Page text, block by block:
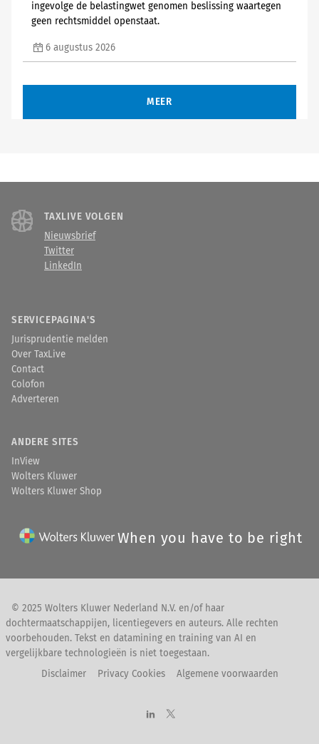
ingevolge de belastingwet genomen beslissing waartegen
geen rechtsmiddel openstaat.
6 augustus 2026
MEER
TAXLIVE VOLGEN
Nieuwsbrief
Twitter
LinkedIn
SERVICEPAGINA'S
Jurisprudentie melden
Over TaxLive
Contact
Colofon
Adverteren
ANDERE SITES
InView
Wolters Kluwer
Wolters Kluwer Shop
When you have to be right
© 2025 Wolters Kluwer Nederland N.V. en/of haar
dochtermaatschappijen, licentiegevers en auteurs. Alle rechten
voorbehouden. Tekst en datamining en training van AI en
vergelijkbare technologieën is niet toegestaan.
Disclaimer
Privacy Cookies Algemene voorwaarden